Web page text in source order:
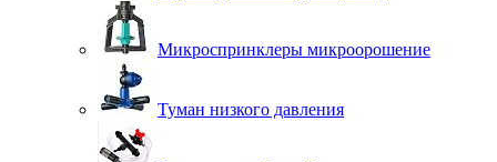
Микроспринклеры микроорошение
Туман низкого давления